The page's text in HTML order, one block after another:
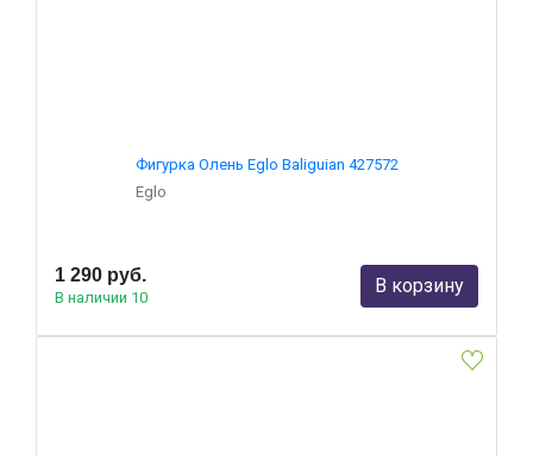
Фигурка Олень Eglo Baliguian 427572
Eglo
1 290 руб.
В наличии 10
В корзину